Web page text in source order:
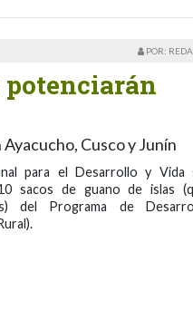
POR:
potenciarán
Cusco y Junín
para el Desarrollo y Vida
sacos de guano de islas
del Programa de